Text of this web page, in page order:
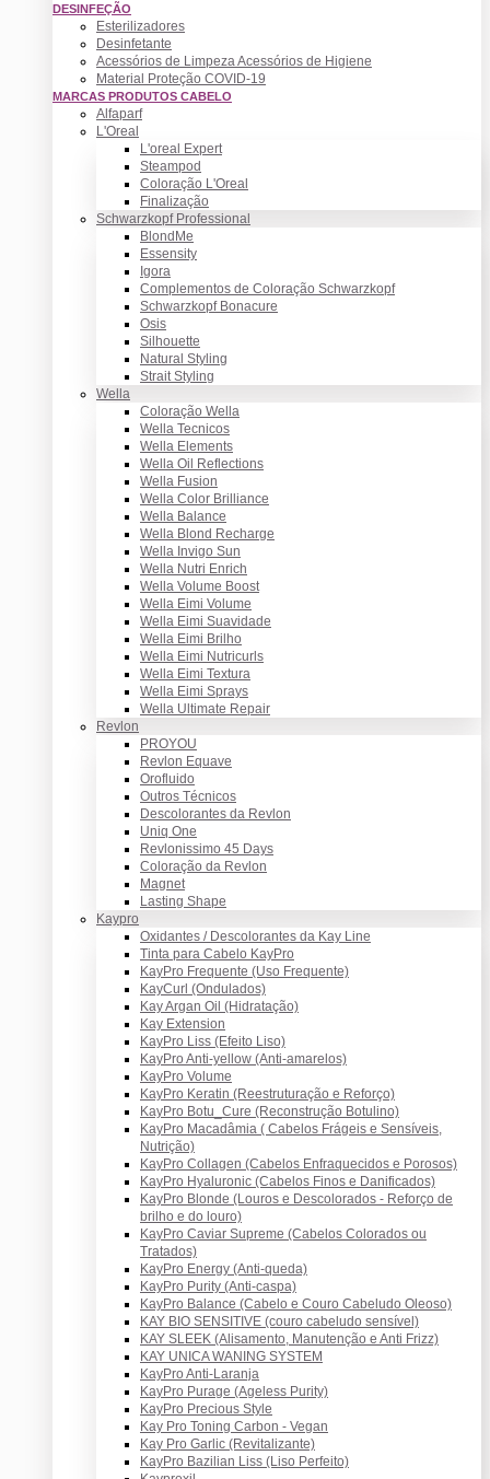
DESINFEÇÃO
Esterilizadores
Desinfetante
Acessórios de Limpeza Acessórios de Higiene
Material Proteção COVID-19
MARCAS PRODUTOS CABELO
Alfaparf
L'Oreal
L'oreal Expert
Steampod
Coloração L'Oreal
Finalização
Schwarzkopf Professional
BlondMe
Essensity
Igora
Complementos de Coloração Schwarzkopf
Schwarzkopf Bonacure
Osis
Silhouette
Natural Styling
Strait Styling
Wella
Coloração Wella
Wella Tecnicos
Wella Elements
Wella Oil Reflections
Wella Fusion
Wella Color Brilliance
Wella Balance
Wella Blond Recharge
Wella Invigo Sun
Wella Nutri Enrich
Wella Volume Boost
Wella Eimi Volume
Wella Eimi Suavidade
Wella Eimi Brilho
Wella Eimi Nutricurls
Wella Eimi Textura
Wella Eimi Sprays
Wella Ultimate Repair
Revlon
PROYOU
Revlon Equave
Orofluido
Outros Técnicos
Descolorantes da Revlon
Uniq One
Revlonissimo 45 Days
Coloração da Revlon
Magnet
Lasting Shape
Kaypro
Oxidantes / Descolorantes da Kay Line
Tinta para Cabelo KayPro
KayPro Frequente (Uso Frequente)
KayCurl (Ondulados)
Kay Argan Oil (Hidratação)
Kay Extension
KayPro Liss (Efeito Liso)
KayPro Anti-yellow (Anti-amarelos)
KayPro Volume
KayPro Keratin (Reestruturação e Reforço)
KayPro Botu_Cure (Reconstrução Botulino)
KayPro Macadâmia ( Cabelos Frágeis e Sensíveis,
Nutrição)
KayPro Collagen (Cabelos Enfraquecidos e Porosos)
KayPro Hyaluronic (Cabelos Finos e Danificados)
KayPro Blonde (Louros e Descolorados - Reforço de
brilho e do louro)
KayPro Caviar Supreme (Cabelos Colorados ou
Tratados)
KayPro Energy (Anti-queda)
KayPro Purity (Anti-caspa)
KayPro Balance (Cabelo e Couro Cabeludo Oleoso)
KAY BIO SENSITIVE (couro cabeludo sensível)
KAY SLEEK (Alisamento, Manutenção e Anti Frizz)
KAY UNICA WANING SYSTEM
KayPro Anti-Laranja
KayPro Purage (Ageless Purity)
KayPro Precious Style
Kay Pro Toning Carbon - Vegan
Kay Pro Garlic (Revitalizante)
KayPro Bazilian Liss (Liso Perfeito)